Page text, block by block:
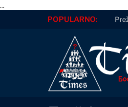
...
POPULARNO: